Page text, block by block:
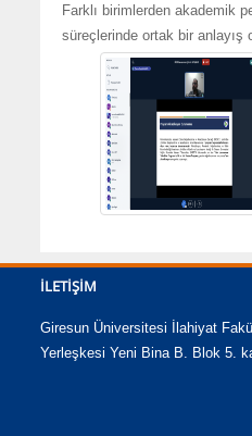
Farklı birimlerden akademik
süreçlerinde ortak bir anlayış
İLETIŞIM
Giresun Üniversitesi İlahiyat
Yerleşkesi Yeni Bina B. Blok 5.